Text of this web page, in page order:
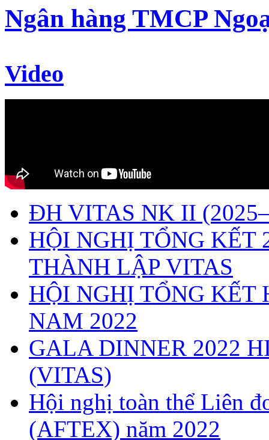
Ngân hàng TMCP
Video
ĐH VITAS NK II
HỘI NGHỊ TỔNG
THÀNH LẬP VITAS
HỘI NGHỊ TỔNG KẾT
NAM 2022
GALA DINNER 2022
(VITAS)
Hội nghị toàn thể Liên
(AFTEX) năm 2022